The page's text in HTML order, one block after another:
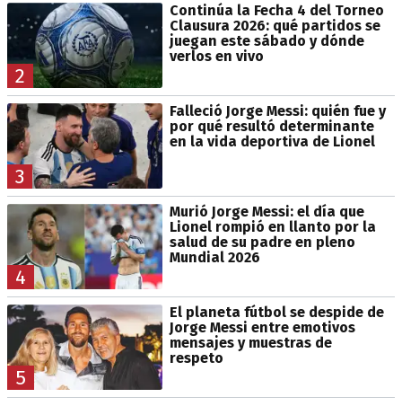
2
Continúa la Fecha 4 del Torneo
Clausura 2026: qué partidos se
juegan este sábado y dónde
verlos en vivo
3
Falleció Jorge Messi: quién fue y
por qué resultó determinante
en la vida deportiva de Lionel
4
Murió Jorge Messi: el día que
Lionel rompió en llanto por la
salud de su padre en pleno
Mundial 2026
5
El planeta fútbol se despide de
Jorge Messi entre emotivos
mensajes y muestras de
respeto